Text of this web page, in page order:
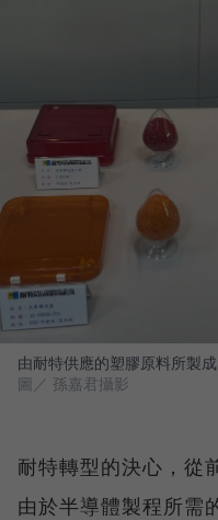
由耐特供應的塑膠原料所製
圖／ 孫嘉君攝影
耐特轉型的決心，從
由於半導體製程所需